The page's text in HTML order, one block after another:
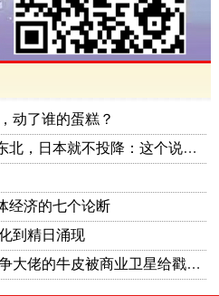
动了谁的蛋糕？
李克勤 | 苏联红军不进入东北，日本就不投降：这个说法来自哪里？是否说得通？
经济的七个论断
到精日涌现
蜀人老邱：谁能想到，战争大佬的牛皮被商业卫星给戳破了？